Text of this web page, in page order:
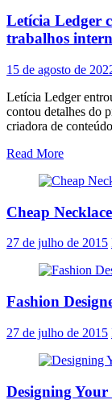
Letícia Ledger
trabalhos
15 de agosto de
Letícia Ledger
contou detalhes do
criadora de conteúdo
Read More
Cheap Necklace
27 de julho de 2015
Fashion
27 de julho de 2015
Designing